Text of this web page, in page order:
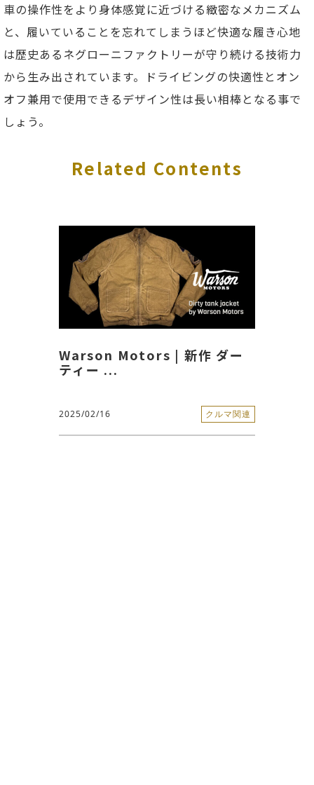
車の操作性をより身体感覚に近づける緻密なメカニズム
と、履いていることを忘れてしまうほど快適な履き心地
は歴史あるネグローニファクトリーが守り続ける技術力
から生み出されています。ドライビングの快適性とオン
オフ兼用で使用できるデザイン性は長い相棒となる事で
しょう。
Related Contents
Warson Motors | 新作 ダー
ティー ...
2025/02/16 クルマ関連